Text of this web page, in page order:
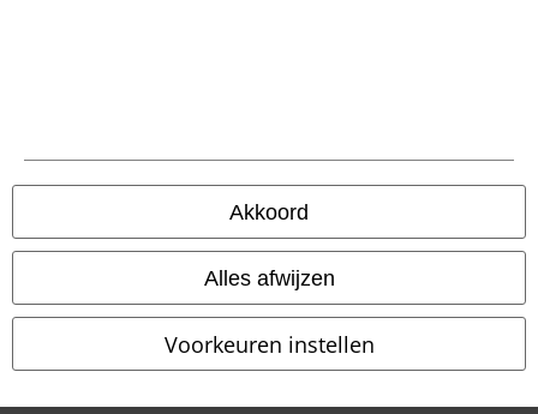
Akkoord
Alles afwijzen
Voorkeuren instellen
Annuleer bestelling
Alle prijzen incl.wettelijke BTW
© 1986-2026 Large Popmerchandising BV